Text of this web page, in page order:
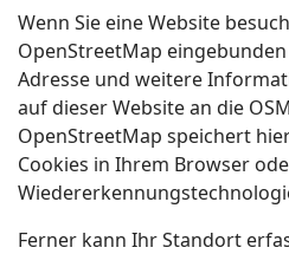
Wenn Sie eine Website
OpenStreetMap
Adresse und weitere
auf dieser Website an die
OpenStreetMap speichert
Cookies in Ihrem Browser
Ferner kann Ihr Standort